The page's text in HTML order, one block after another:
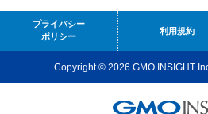
プライバシー
ポリシー
利用規約
Copyright © 2026 GMO INSIGHT